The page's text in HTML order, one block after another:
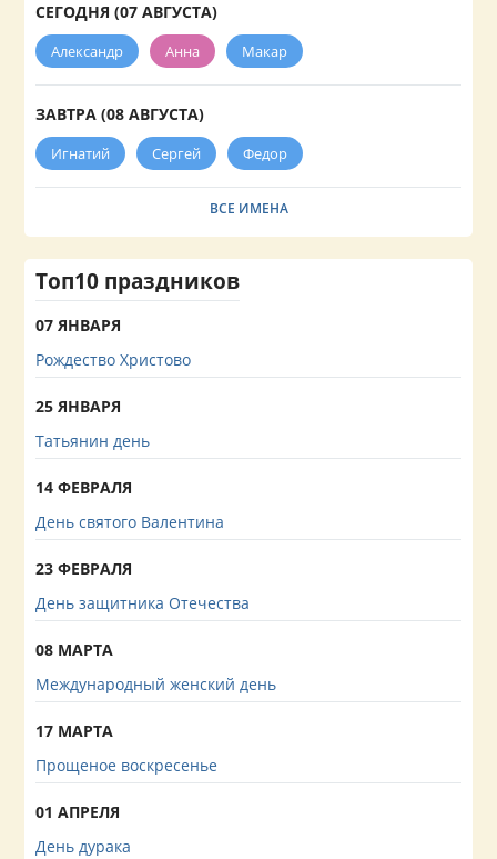
СЕГОДНЯ (07 АВГУСТА)
Александр Анна Макар
ЗАВТРА (08 АВГУСТА)
Игнатий Сергей Федор
ВСЕ ИМЕНА
Топ10 праздников
07 ЯНВАРЯ
Рождество Христово
25 ЯНВАРЯ
Татьянин день
14 ФЕВРАЛЯ
День святого Валентина
23 ФЕВРАЛЯ
День защитника Отечества
08 МАРТА
Международный женский день
17 МАРТА
Прощеное воскресенье
01 АПРЕЛЯ
День дурака